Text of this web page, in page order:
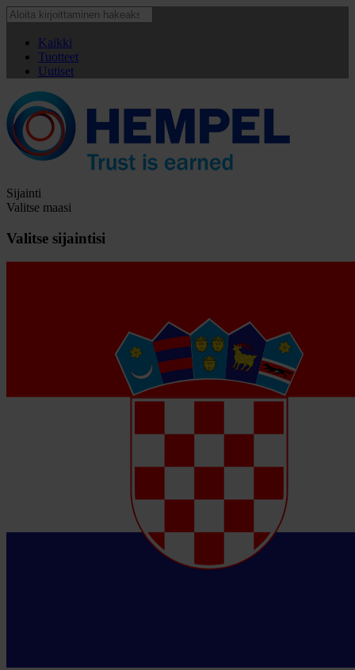
Kaikki
Tuotteet
Uutiset
Sijainti
Valitse maasi
Valitse sijaintisi